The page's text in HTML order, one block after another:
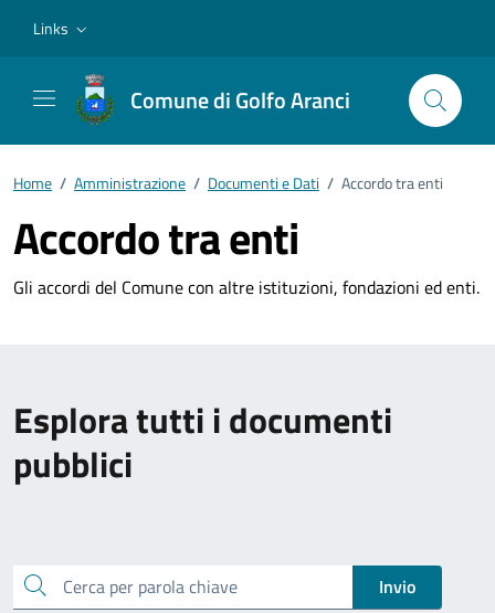
Links
Comune di Golfo Aranci
Home / Amministrazione / Documenti e Dati / Accordo tra enti
Accordo tra enti
Gli accordi del Comune con altre istituzioni, fondazioni ed enti.
Esplora tutti i documenti
pubblici
Cerca
Invio